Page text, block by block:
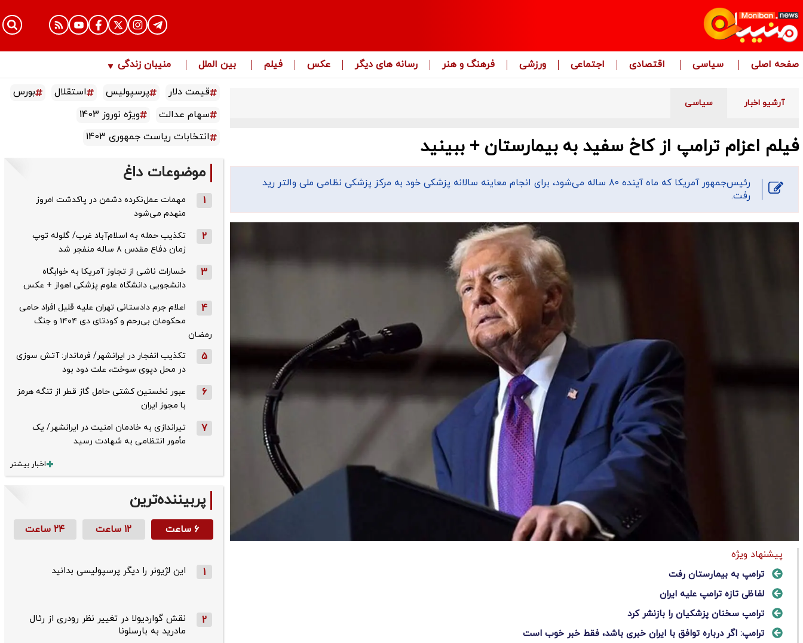
صفحه اصلی سیاسی اقتصادی اجتماعی ورزشی فرهنگ و هنر رسانه های دیگر عکس فیلم بین الملل منیبان زندگی
آرشیو اخبار سیاسی
فیلم اعزام ترامپ از کاخ سفید به بیمارستان + ببینید
رئیس‌جمهور آمریکا که ماه آینده ۸۰ ساله می‌شود، برای انجام معاینه سالانه پزشکی خود به مرکز پزشکی نظامی ملی والتر رید
رفت.
پیشنهاد ویژه
ترامپ به بیمارستان رفت
لفاظی تازه ترامپ علیه ایران
ترامپ سخنان پزشکیان را بازنشر کرد
ترامپ: اگر درباره توافق با ایران خبری باشد، فقط خبر خوب است
قیمت دلار پرسپولیس استقلال
بورس
سهام عدالت
ویژه نوروز 1403
انتخابات ریاست جمهوری 1403
موضوعات داغ
1
مهمات عمل‌نکرده دشمن در پاکدشت امروز
منهدم می‌شود
2
تکذیب حمله به اسلام‌آباد غرب/ گلوله توپ
زمان دفاع مقدس ۸ ساله منفجر شد
3
خسارات ناشی از تجاوز آمریکا به خوابگاه
دانشجویی دانشگاه علوم پزشکی اهواز + عکس
4
اعلام جرم دادستانی تهران علیه قلیل افراد حامی
محکومان بی‌رحم و کودتای دی‌ ۱۴۰۴ و جنگ
رمضان
5
تکذیب ‌انفجار در ایرانشهر/ فرماندار: آتش سوزی
در محل دپوی سوخت، علت دود بود
6
عبور نخستین کشتی حامل گاز قطر از تنگه هرمز
با مجوز ایران
7
تیراندازی به خادمان امنیت در ایرانشهر/ یک
مأمور انتظامی به شهادت رسید
اخبار بیشتر
پربیننده‌ترین
۶ ساعت ۱۲ ساعت ۲۴ ساعت
1 این لژیونر را دیگر پرسپولیسی بدانید
2
نقش گواردیولا در تغییر نظر رودری از رئال
مادرید به بارسلونا